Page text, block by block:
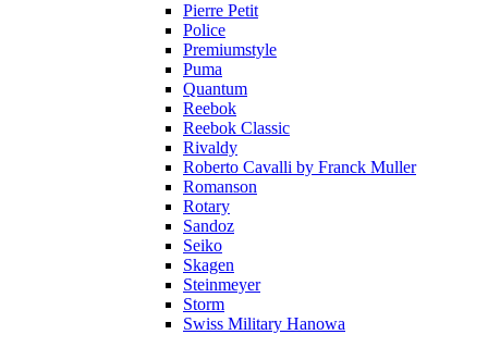
Pierre Petit
Police
Premiumstyle
Puma
Quantum
Reebok
Reebok Classic
Rivaldy
Roberto Cavalli by Franck Muller
Romanson
Rotary
Sandoz
Seiko
Skagen
Steinmeyer
Storm
Swiss Military Hanowa